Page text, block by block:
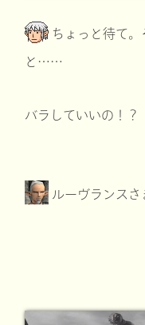
ちょっと待て。
と……
バラしていいの！？
ルーヴランスさ